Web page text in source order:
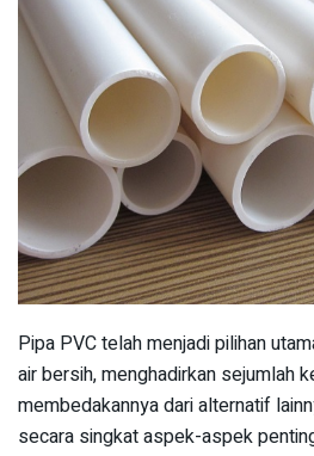
Pipa PVC telah menjadi pilihan
air bersih, menghadirkan sejumlah
membedakannya dari alternatif
secara singkat aspek-aspek